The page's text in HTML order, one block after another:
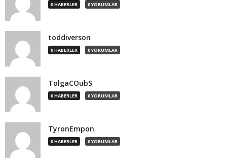
0 HABERLER 0 YORUMLAR
toddiverson
0 HABERLER 0 YORUMLAR
TolgaCOubS
0 HABERLER 0 YORUMLAR
TyronEmpon
0 HABERLER 0 YORUMLAR